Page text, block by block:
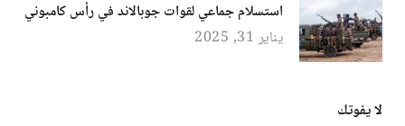
استسلام جماعي لقوات جوبالاند في رأس كامبوني
يناير 31, 2025
لا يفوتك